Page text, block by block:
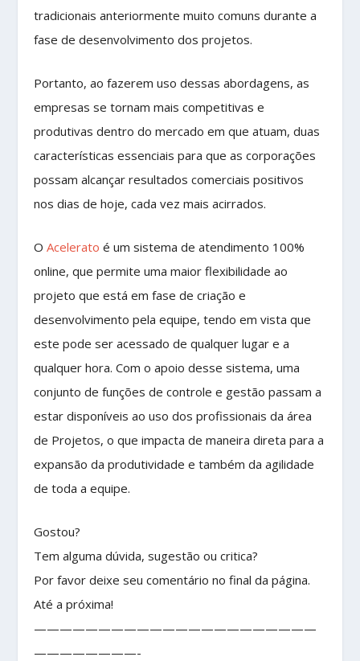
tradicionais anteriormente muito comuns durante a
fase de desenvolvimento dos projetos.
Portanto, ao fazerem uso dessas abordagens, as
empresas se tornam mais competitivas e
produtivas dentro do mercado em que atuam, duas
características essenciais para que as corporações
possam alcançar resultados comerciais positivos
nos dias de hoje, cada vez mais acirrados.
OAcelerato é um sistema de atendimento 100%
online, que permite uma maior flexibilidade ao
projeto que está em fase de criação e
desenvolvimento pela equipe, tendo em vista que
este pode ser acessado de qualquer lugar e a
qualquer hora. Com o apoio desse sistema, uma
conjunto de funções de controle e gestão passam a
estar disponíveis ao uso dos profissionais da área
de Projetos, o que impacta de maneira direta para a
expansão da produtividade e também da agilidade
de toda a equipe.
Gostou?
Tem alguma dúvida, sugestão ou critica?
Por favor deixe seu comentário no final da página.
Até a próxima!
——————————————————————
————————-